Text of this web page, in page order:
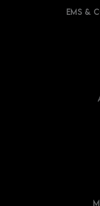
EMS &